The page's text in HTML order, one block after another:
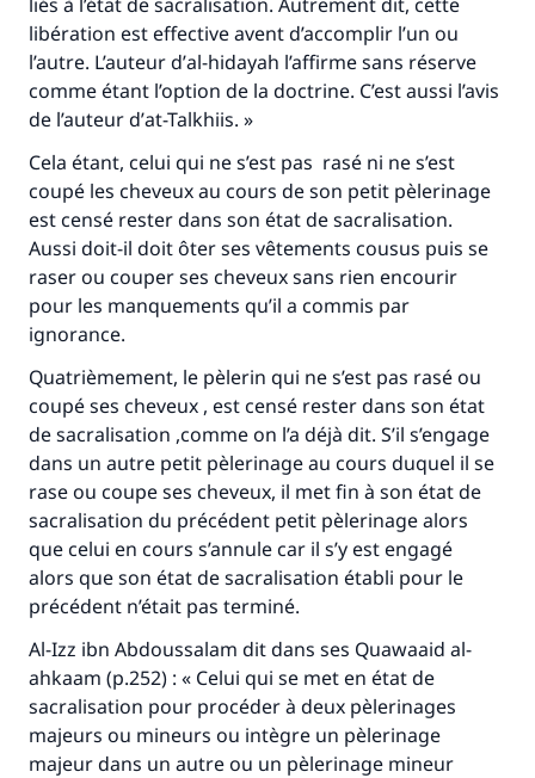
libération est effective avent d’accomplir l’un ou
l’autre. L’auteur d’al-hidayah l’affirme sans réserve
comme étant l’option de la doctrine. C’est aussi l’avis
de l’auteur d’at-Talkhiis. »
Cela étant, celui qui ne s’est pas rasé ni ne s’est
coupé les cheveux au cours de son petit pèlerinage
est censé rester dans son état de sacralisation.
Aussi doit-il doit ôter ses vêtements cousus puis se
raser ou couper ses cheveux sans rien encourir
pour les manquements qu’il a commis par
ignorance.
Quatrièmement, le pèlerin qui ne s’est pas rasé ou
coupé ses cheveux , est censé rester dans son état
de sacralisation ,comme on l’a déjà dit. S’il s’engage
dans un autre petit pèlerinage au cours duquel il se
rase ou coupe ses cheveux, il met fin à son état de
sacralisation du précédent petit pèlerinage alors
que celui en cours s’annule car il s’y est engagé
alors que son état de sacralisation établi pour le
précédent n’était pas terminé.
Al-Izz ibn Abdoussalam dit dans ses Quawaaid al-
ahkaam (p.252) : « Celui qui se met en état de
sacralisation pour procéder à deux pèlerinages
majeurs ou mineurs ou intègre un pèlerinage
majeur dans un autre ou un pèlerinage mineur
Faites une différence dans la vie de
millions de personnes grâce à votre
contribution
Aidez nous à apporter des réponses.
Le Messager d'Allah (Paix sur lui) a dit:
"Celui qui indique une bonne action obtient la
même récompense que celui qui le fait."
(MOUSLIM 1893)
Soutenez IslamQA